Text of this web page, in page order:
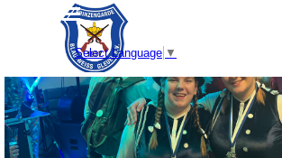
Direkt zum Seiteninhalt
Select Language ▼
Menü überspringen